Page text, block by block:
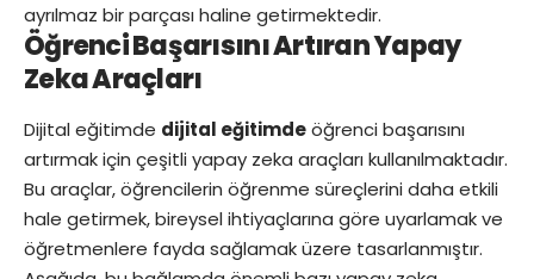
ayrılmaz bir parçası haline getirmektedir.
Öğrenci Başarısını Artıran Yapay
Zeka Araçları
Dijital eğitimde dijital eğitimdeöğrenci başarısını
artırmak için çeşitli yapay zeka araçları kullanılmaktadır.
Bu araçlar, öğrencilerin öğrenme süreçlerini daha etkili
hale getirmek, bireysel ihtiyaçlarına göre uyarlamak ve
öğretmenlere fayda sağlamak üzere tasarlanmıştır.